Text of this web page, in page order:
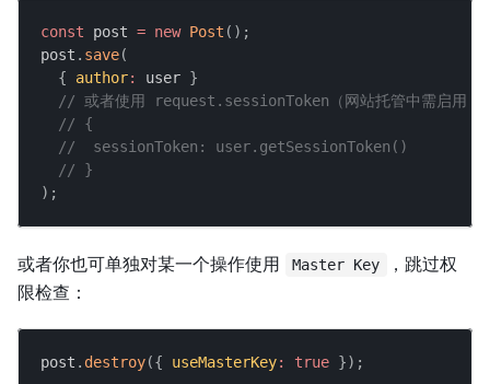
const post = new Post ( ) ;
post . save(
{
author: user }
// 或者使用 request.sessionToken（网站托管中需启用
// {
//  sessionToken: user.getSessionToken()
// }
) ;
或者你也可单独对某一个操作使用 Master Key
，跳过权
限检查：
post . destroy({ useMasterKey: true }) ;